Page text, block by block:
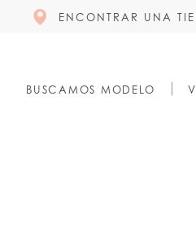
ENCONTRAR UNA
BUSCAMOS MODELO